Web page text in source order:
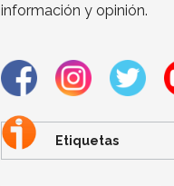
información y opinión.
Etiquetas